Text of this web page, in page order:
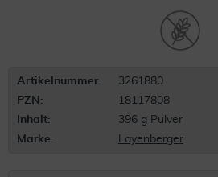
Artikelnummer:
3261880
PZN:
18117808
Inhalt:
396 g Pulver
Marke:
Layenberger